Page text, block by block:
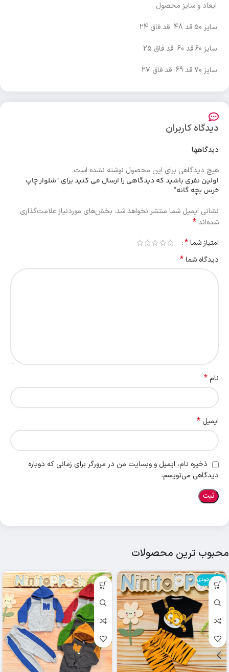
ابعاد و سایز محصول
سایز 50 قد 48 قد فاق 24
سایز 60 قد 60 قد فاق 25
سایز 70 قد 69 قد فاق 27
دیدگاه کاربران
دیدگاهها
هیچ دیدگاهی برای این محصول نوشته نشده است.
اولین نفری باشید که دیدگاهی را ارسال می کنید برای “شلوار چاپ
خرس بچه گانه”
نشانی ایمیل شما منتشر نخواهد شد. بخش‌های موردنیاز علامت‌گذاری
شده‌اند*
امتیاز شما*
دیدگاه شما*
نام*
ایمیل *
ذخیره نام، ایمیل و وبسایت من در مرورگر برای زمانی که دوباره
دیدگاهی می‌نویسم.
محبوب ترین محصولات
اتمام موجودی